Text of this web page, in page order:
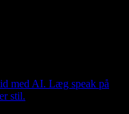
med AI. Læg speak på
stil.